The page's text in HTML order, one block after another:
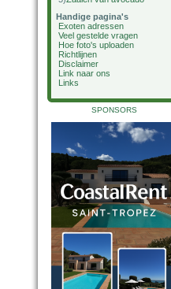
Handige pagina's
Exoten adressen
Veel gestelde vragen
Hoe foto's uploaden
Richtlijnen
Disclaimer
Link naar ons
Links
SPONSORS